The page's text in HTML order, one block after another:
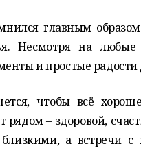
главным
Несмотря на
и простые
чтобы всё
рядом – здоровой,
а встречи